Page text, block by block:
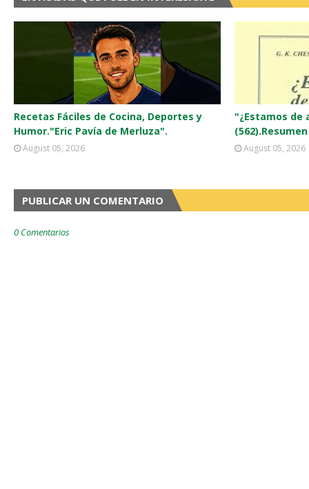
Recetas Fáciles de Cocina, Deportes y
Humor."Eric Pavía de Merluza".
August 05, 2026
"¿Estamos de
August 05, 2026
PUBLICAR UN COMENTARIO
0 Comentarios